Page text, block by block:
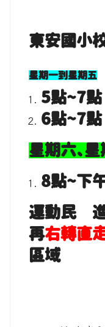
東安國小
星期一到星期五
5點~7點
6點~7點
星期六、
8點~下
運動民眾
再右轉直
區域